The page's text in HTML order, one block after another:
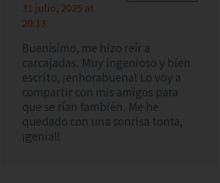
31 julio, 2025 at
20:13
Buenísimo, me hizo reír a
carcajadas. Muy ingenioso y bien
escrito, ¡enhorabuena! Lo voy a
compartir con mis amigos para
que se rían también. Me he
quedado con una sonrisa tonta,
¡genial!